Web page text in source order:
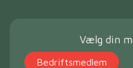
Vælg din
Bedriftsmedlem